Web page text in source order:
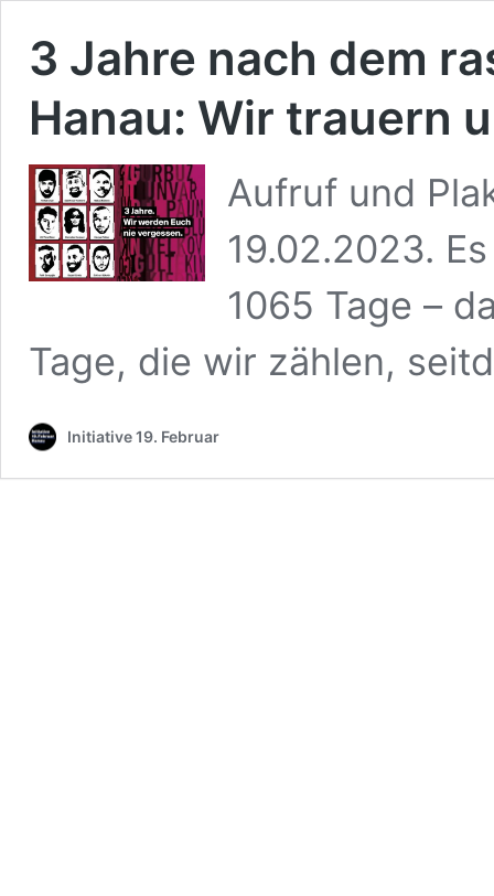
3 Jahre nach dem
Hanau: Wir trauern
Aufruf und
19.02.2023.
1065 Tage –
Tage, die wir zählen,
Initiative 19. Februar